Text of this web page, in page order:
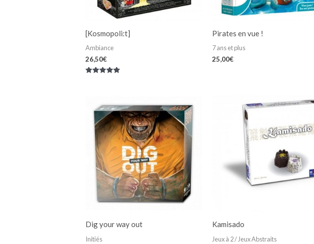
[Kosmopoli:t]
Ambiance
26,50€
Pirates en vue !
7 ans et plus
25,00€
Dig your way out
Initiés
Kamisado
Jeux à 2 / Jeux Abstraits